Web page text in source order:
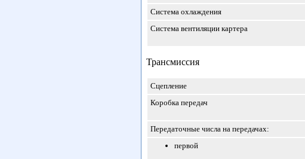
Система охлаждения
Система вентиляции картера
Трансмиссия
Сцепление
Коробка передач
Передаточные числа на передачах:
первой